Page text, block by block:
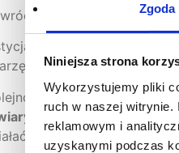
Zgoda
Niniejsza strona
Wykorzystujemy pliki
ruch w naszej witrynie.
reklamowym i
uzyskanymi podczas
uwagę na trzy
powinna być
opartego na AI,
powinniśmy zrobić
danych, które
jeśli nie będzie